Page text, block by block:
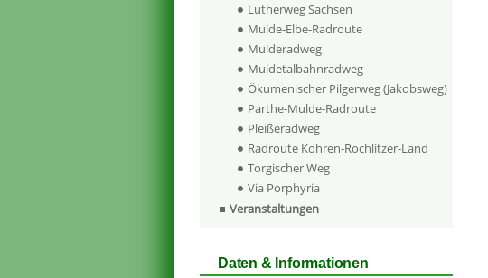
Lutherweg Sachsen
Mulde-Elbe-Radroute
Mulderadweg
Muldetalbahnradweg
Ökumenischer Pilgerweg (Jakobsweg)
Parthe-Mulde-Radroute
Pleißeradweg
Radroute Kohren-Rochlitzer-Land
Torgischer Weg
Via Porphyria
Veranstaltungen
Daten & Informationen